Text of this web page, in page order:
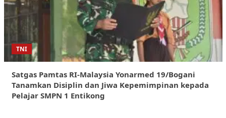
TNI
Satgas Pamtas RI-Malaysia Yonarmed 19/Bogani
Tanamkan Disiplin dan Jiwa Kepemimpinan kepada
Pelajar SMPN 1 Entikong